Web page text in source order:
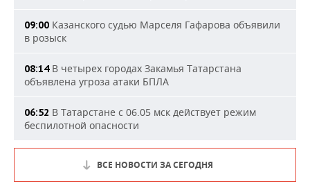
09:00 Казанского судью Марселя Гафарова объявили
в розыск
08:14В четырех городах Закамья Татарстана
объявлена угроза атаки БПЛА
06:52 В Татарстане с 06.05 мск действует режим
беспилотной опасности
ВСЕ НОВОСТИ ЗА СЕГОДНЯ